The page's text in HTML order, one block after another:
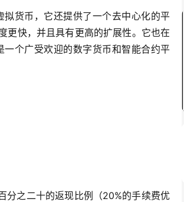
货币，它还提供了一个去中心化的平
更快，并且具有更高的扩展性。它也在
个广受欢迎的数字货币和智能合约平
分之二十的返现比例（20%的手续费优